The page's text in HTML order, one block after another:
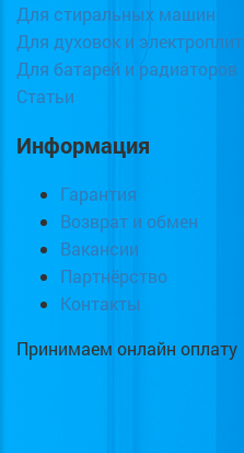
Для стиральных машин
Для духовок и электроплит
Для батарей и радиаторов
Статьи
Информация
Гарантия
Возврат и обмен
Вакансии
Партнёрство
Контакты
Принимаем онлайн оплату